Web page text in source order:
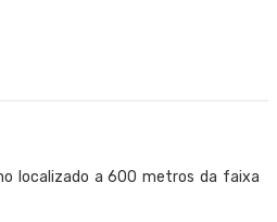
localizado a 600 metros da faixa